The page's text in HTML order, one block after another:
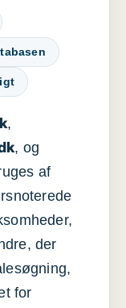
,
, og
af
der
for